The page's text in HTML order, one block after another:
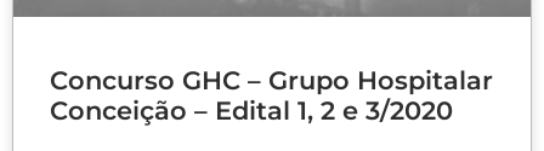
Concurso GHC – Grupo Hospitalar
Conceição – Edital 1, 2 e 3/2020